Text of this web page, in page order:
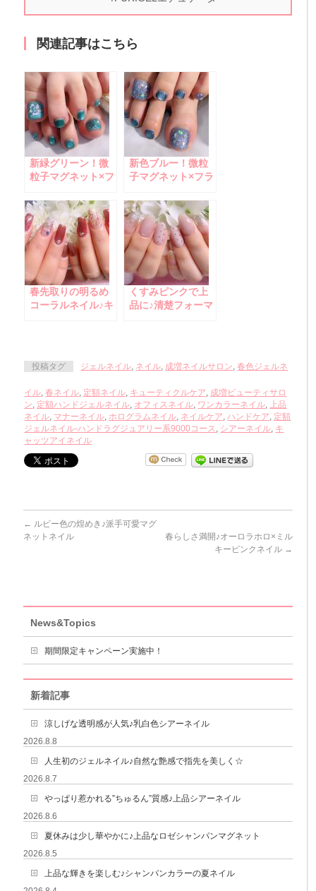
関連記事はこちら
新緑グリーン！微
粒子マグネット×フ
新色ブルー！微粒
子マグネット×フラ
春先取りの明るめ
コーラルネイル♪キ
くすみピンクで上
品に♪清楚フォーマ
投稿タグ ジェルネイル, ネイル, 成増ネイルサロン,春色ジェルネ
イル,春ネイル, 定額ネイル, キューティクルケア, 成増ビューティサロ
ン, 定額ハンドジェルネイル, オフィスネイル, ワンカラーネイル,
上品
ネイル, マナーネイル,ホログラムネイル, ネイルケア,ハンドケア, 定額
ジェルネイル-ハンドラグジュアリー系9000コース, シアーネイル, キ
ャッツアイネイル
← ルビー色の煌めき♪派手可愛マグ
ネットネイル
春らしさ満開♪オーロラホロ×ミル
キーピンクネイル →
News&Topics
期間限定キャンペーン実施中！
新着記事
涼しげな透明感が人気♪乳白色シアーネイル
2026.8.8
人生初のジェルネイル♪自然な艶感で指先を美しく☆
2026.8.7
やっぱり惹かれる”ちゅるん”質感♪上品シアーネイル
2026.8.6
夏休みは少し華やかに♪上品なロゼシャンパンマグネット
2026.8.5
上品な輝きを楽しむ♪シャンパンカラーの夏ネイル